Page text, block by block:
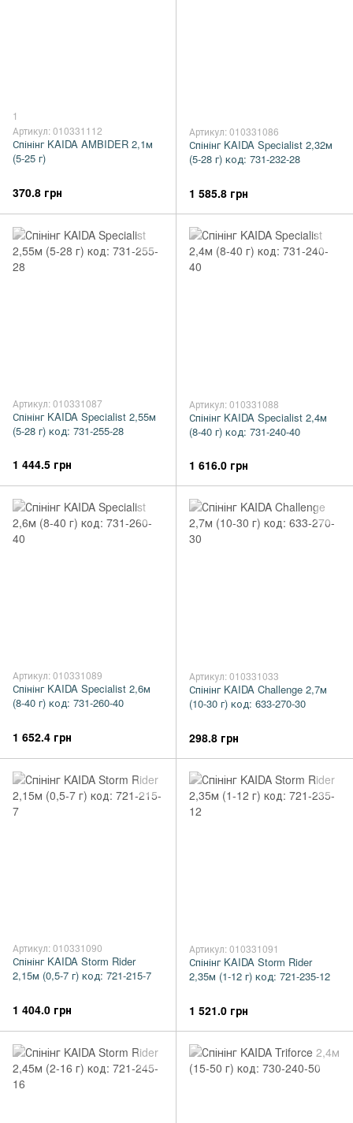
1
Артикул: 010331112
Спінінг KAIDA AMBIDER 2,1м
(5-25 г)
370.8 грн
Артикул: 010331086
Спінінг KAIDA Specialist 2,32м
(5-28 г) код: 731-232-28
1 585.8 грн
Артикул: 010331087
Спінінг KAIDA Specialist 2,55м
(5-28 г) код: 731-255-28
1 444.5 грн
Артикул: 010331088
Спінінг KAIDA Specialist 2,4м
(8-40 г) код: 731-240-40
1 616.0 грн
Артикул: 010331089
Спінінг KAIDA Specialist 2,6м
(8-40 г) код: 731-260-40
1 652.4 грн
Артикул: 010331033
Спінінг KAIDA Challenge 2,7м
(10-30 г) код: 633-270-30
298.8 грн
Артикул: 010331090
Спінінг KAIDA Storm Rider
2,15м (0,5-7 г) код: 721-215-7
1 404.0 грн
Артикул: 010331091
Спінінг KAIDA Storm Rider
2,35м (1-12 г) код: 721-235-12
1 521.0 грн